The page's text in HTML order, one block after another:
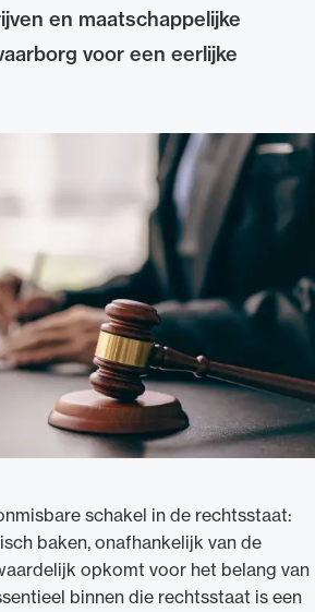
en maatschappelijke
voor een eerlijke
schakel in de rechtsstaat:
baken, onafhankelijk van de
opkomt voor het belang van
binnen die rechtsstaat is een
voor de advocatuur.
tot de Verordening op
(Voda) en de Regeling op de